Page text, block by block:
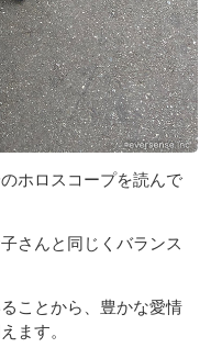
ホロスコープを読んで
さんと同じくバランス
ことから、豊かな愛情
ます。